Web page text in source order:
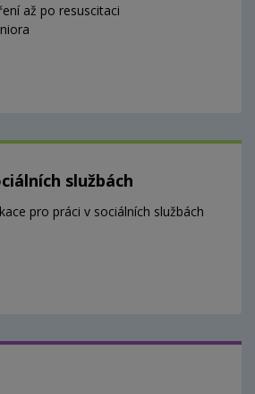
až po resuscitaci
službách
pro práci v sociálních službách